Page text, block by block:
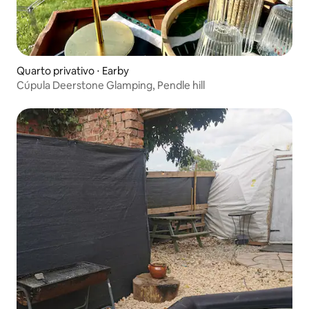
Quarto privativo ⋅ Earby
Cúpula Deerstone Glamping, Pendle hill